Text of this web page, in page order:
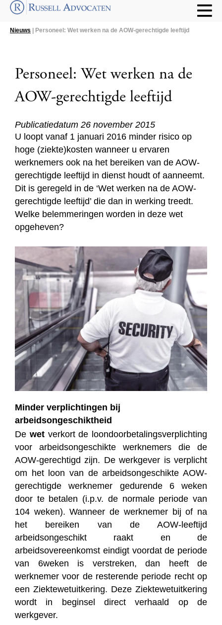
Nieuws | Personeel: Wet werken na de AOW-gerechtigde leeftijd
Personeel: Wet werken na de
AOW-gerechtigde leeftijd
Publicatiedatum 26 november 2015
U loopt vanaf 1 januari 2016 minder risico op
hoge (ziekte)kosten wanneer u ervaren
werknemers ook na het bereiken van de AOW-
gerechtigde leeftijd in dienst houdt of aanneemt.
Dit is geregeld in de ‘Wet werken na de AOW-
gerechtigde leeftijd’ die dan in werking treedt.
Welke belemmeringen worden in deze wet
opgeheven?
Minder verplichtingen bij
arbeidsongeschiktheid
De wetverkort de loondoorbetalingsverplichting
voor arbeidsongeschikte werknemers die de
AOW-gerechtigd zijn. De werkgever is verplicht
om het loon van de arbeidsongeschikte AOW-
gerechtigde werknemer gedurende 6 weken
door te betalen (i.p.v. de normale periode van
104 weken). Wanneer de werknemer bij of na
het bereiken van de AOW-leeftijd
arbeidsongeschikt raakt en de
arbeidsovereenkomst eindigt voordat de periode
van 6weken is verstreken, dan heeft de
werknemer voor de resterende periode recht op
een Ziektewetuitkering. Deze Ziektewetuitkering
wordt in beginsel direct verhaald op de
werkgever.